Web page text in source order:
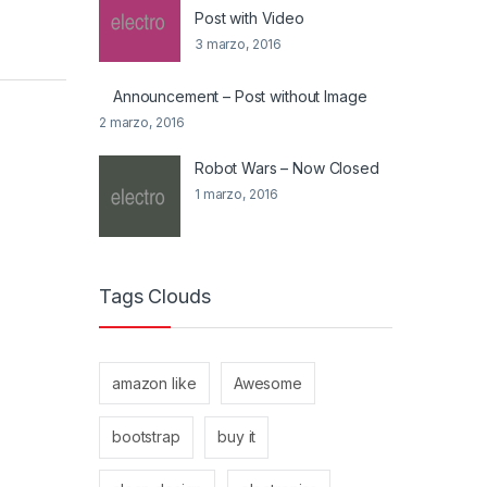
Post with Video
3 marzo, 2016
Announcement – Post without Image
2 marzo, 2016
Robot Wars – Now Closed
1 marzo, 2016
Tags Clouds
amazon like Awesome
bootstrap buy it